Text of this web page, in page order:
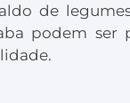
de
podem